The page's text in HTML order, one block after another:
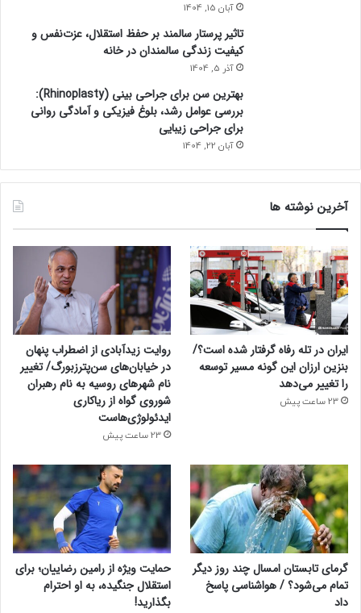
آبان 15, 1404
تاثیر پرستار سالمند بر حفظ استقلال، عزت‌نفس و
کیفیت زندگی سالمندان در خانه
آذر 5, 1404
بهترین سن برای جراحی بینی (Rhinoplasty):
بررسی عوامل رشد، بلوغ فیزیکی و آمادگی روانی
برای جراحی زیبایی
آبان 22, 1404
آخرین نوشته ها
ایران در تله رفاه گرفتار شده است؟/
بنزین ارزان این گونه مسیر توسعه
را تغییر می‌دهد
23 ساعت پیش
روایت زیدآبادی از اضطراب پنهان
در خیابان‌های سن‌پترزبورگ/ تغییر
نام شهرهای روسیه به نام رهبران
شوروی گواه از ریاکاری
ایدئولوژی‌هاست
23 ساعت پیش
گرمای تابستان امسال چند روز دیگر
تمام می‌شود؟ / هواشناسی پاسخ
داد
حمایت ویژه از رامین رضاییان؛ برای
استقلال جنگیده، به او احترام
بگذارید!